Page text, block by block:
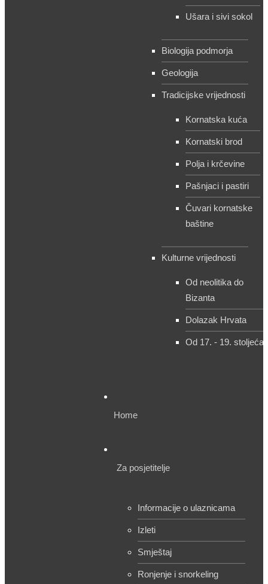
Ušara i sivi sokol
Biologija podmorja
Geologija
Tradicijske vrijednosti
Kornatska kuća
Kornatski brod
Polja i krčevine
Pašnjaci i pastiri
Čuvari kornatske
baštine
Kulturne vrijednosti
Od neolitika do
Bizanta
Dolazak Hrvata
Od 17. - 19. stoljeća
Home
Za posjetitelje
Informacije o ulaznicama
Izleti
Smještaj
Ronjenje i snorkeling